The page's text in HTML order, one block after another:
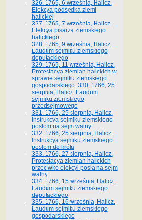
326. 1765, 6 września, Halicz.
Elekcya podsędka ziemi
halickiej
327. 1765, 7 września, Halicz.
Elekcya pisarza ziemskiego
halickiego
328. 1765, 9 września, Halicz.
Laudum sejmiku ziemskiego
deputackiego
329. 1765, 11 września, Halicz.
Protestacya ziemian halickich w
sprawie sejmiku ziemskiego
gospodarskiego. 330. 1766, 25
sierpnia, Halicz. Laudum
sejmiku ziemskiego
przedsejmowego
331. 1766, 25 sierpnia, Halicz.
Instrukcya sejmiku ziemskiego
posłom na sejm walny
332. 1766, 25 sierpnia, Halicz.
Instrukcya sejmiku ziemskiego
posłom do króla
333. 1766, 27 sierpnia, Halicz.
Protestacya ziemian halickich
przeciwko elekcyi posła na sejm
walny
334. 1766, 15 września, Halicz.
Laudum sejmiku ziemskiego
deputackiego
335. 1766, 16 września, Halicz.
Laudum sejmiku ziemskiego
gospodarskiego